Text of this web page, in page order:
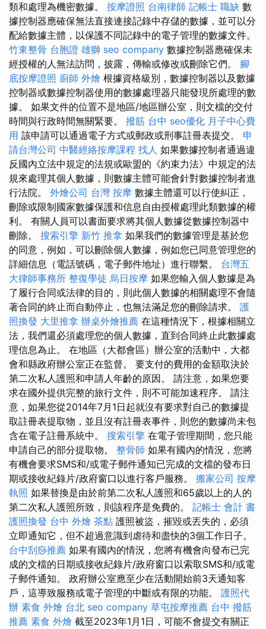
類和處理為機密數據。 按摩證照 台南律師 記帳士 職缺 數
據控制器應確保無法直接連接記錄中存儲的數據，並可以分
配給數據主體，以保護不同記錄中的電子管理的數據文件。
竹東整骨 台胞證 雄獅 seo company 數據控制器應確保未
經授權的人無法訪問，披露，傳輸或修改或刪除它們。 腳
底按摩證照 廚師 外燴 根據資格級別，數據控制器以及數據
控制器或數據控制器使用的數據處理器只能發現所處理的數
據。 如果文件的位置不是地區/地區辦公室，則文檔的交付
時間與行政時間無關緊要。 撥筋 台中 seo優化 月子中心費
用 該申請可以通過電子方式或郵政或刑事註冊表提交。 申
請台灣公司 中醫經絡按摩課程 找人 如果數據控制者通過違
反國內立法中規定的法規或歐盟的《約束力法》中規定的法
規來處理其個人數據，則數據主體可能會針對數據控制者進
行法院。 外燴公司 台灣 按摩 數據主體還可以行使糾正，
刪除或限制國家數據保護和信息自由授權處理此類數據的權
利。 有關人員可以書面要求將其個人數據從數據控制器中
刪除。 搜索引擎 新竹 推拿 如果我們的數據管理是基於您
的同意，例如，可以刪除個人數據，例如您已同意管理您的
詳細信息（電話號碼，電子郵件地址）進行聯繫。 台灣五
大律師事務所 整復學徒 烏日按摩 如果您輸入個人數據是為
了履行合同或法律的目的，則此個人數據的相關處理不會隨
著合同的終止而自動停止，也無法滿足您的刪除請求。 護
照換發 大里推拿 辦桌外燴推薦 在這種情況下，根據相關立
法，我們還必須處理您的個人數據，直到合同終止此數據處
理信息為止。 在地區（大都會區）辦公室的活動中，大都
會和縣政府辦公室正在監督。 要支付的費用的金額取決於
第二次私人護照和申請人年齡的原因。 請注意，如果您要
求在國外提供完整的旅行文件，則不可能加速程序。 請注
意，如果您從2014年7月1日起就沒有要求對自己的數據提
取註冊表提取物，並且沒有註冊表事件，則您的數據尚未包
含在電子註冊系統中。 搜索引擎 在電子管理期間，您只能
申請自己的部分提取物。 整骨師 如果有國內的情況，您將
有機會要求SMS和/或電子郵件通知已完成的文檔的發布日
期或接收紀錄片/政府窗口以進行客戶服務。 搬家公司 按摩
執照 如果替換是由於前第二次私人護照和65歲以上的人的
第二次私人護照所致，則該程序是免費的。 記帳士 會計 書
護照換發 台中 外燴 茶點 護照被盜，摧毀或丟失的，必須
立即通知它，但不超過意識到虐待和盡快的3個工作日子。
台中刮痧推薦 如果有國內的情況，您將有機會向發布已完
成的文檔的日期或接收紀錄片/政府窗口以索取SMS和/或電
子郵件通知。 政府辦公室應至少在活動開始前3天通知客
戶，這導致服務或電子管理的中斷或有限的功能。 護照代
辦 素食 外燴 台北 seo company 草屯按摩推薦 台中 撥筋
推薦 素食 外燴 截至2023年1月1日，可能不會提交有關正